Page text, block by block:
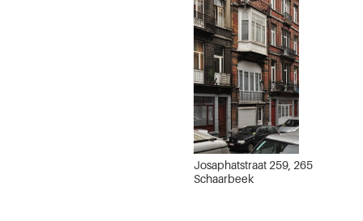
Josaphatstraat 259, 265
Schaarbeek